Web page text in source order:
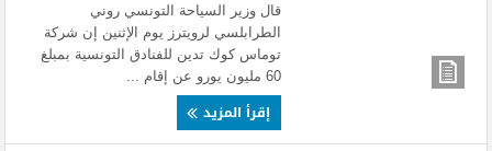
قال وزير السياحة التونسي روني
الطرابلسي لرويترز يوم الإثنين إن شركة
توماس كوك تدين للفنادق التونسية بمبلغ
60 مليون يورو عن إقام ...
إقرأ المزيد